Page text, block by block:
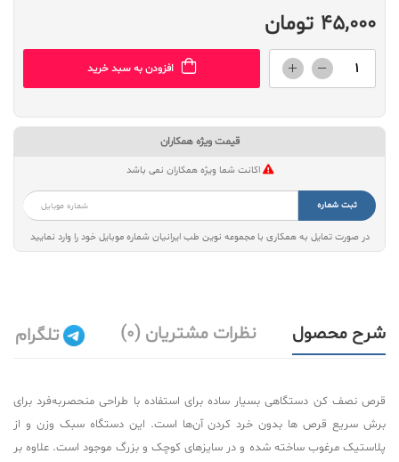
45,000 تومان
افزودن به سبد خرید
قیمت ویژه همکاران
اکانت شما ویژه همکاران نمی باشد
ثبت شماره
در صورت تمایل به همکاری با مجموعه نوین طب ایرانیان شماره موبایل خود را وارد نمایید
شرح محصول نظرات مشتریان (0) تلگرام
قرص نصف کن دستگاهی بسیار ساده برای استفاده با طراحی منحصربه‌فرد برای
برش سریع قرص ها بدون خرد کردن آن‌ها است. این دستگاه سبک وزن و از
پلاستیک مرغوب ساخته شده و در سایزهای کوچک و بزرگ موجود است. علاوه بر